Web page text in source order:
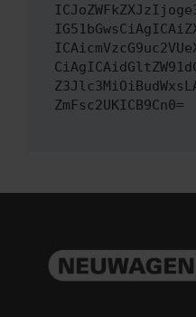
ZmFsc2UKICB9Cn0=